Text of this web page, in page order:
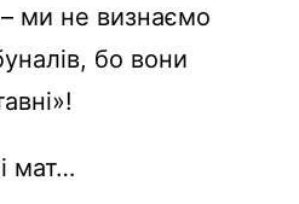
ми не визнаємо
бо вони
мат…